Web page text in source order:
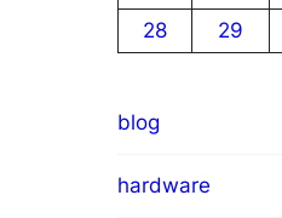
28
29
blog
hardware